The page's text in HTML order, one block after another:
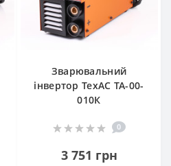
Зварювальний
інвертор TexАС ТА-00-
010К
0
3 751 грн